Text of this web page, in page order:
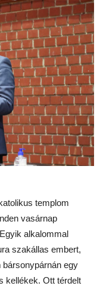
templom
vasárnap
alkalommal
szakállas embert,
egy
kellékek. Ott térdelt